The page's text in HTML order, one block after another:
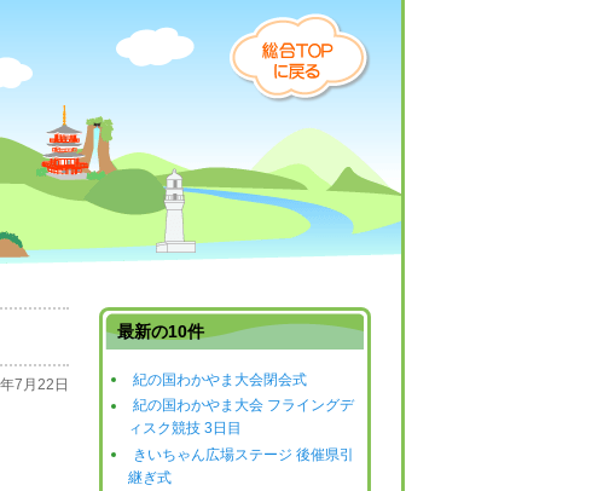
7月22日
最新の10件
紀の国わかやま大会閉会式
紀の国わかやま大会 フライングデ
ィスク競技 3日目
きいちゃん広場ステージ 後催県引
継ぎ式